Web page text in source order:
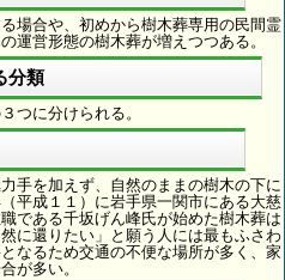
場合や、初めから樹木葬専用の民間霊
運営形態の樹木葬が増えつつある。
分類
つに分けられる。
手を加えず、自然のままの樹木の下に
平成１１）に岩手県一関市にある大慈
である千坂げん峰氏が始めた樹木葬は
に還りたい」と願う人には最もふさわ
なるため交通の不便な場所が多く、家
が多い。